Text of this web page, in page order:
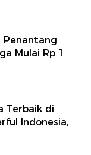
Penantang
Mulai Rp 1
Terbaik di
Indonesia,